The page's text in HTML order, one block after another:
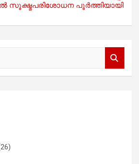
സൂക്ഷ്മപരിശോധന പൂർത്തിയായി